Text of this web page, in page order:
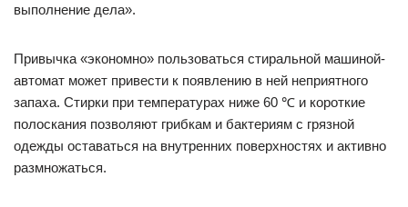
выполнение дела».
Привычка «экономно» пользоваться стиральной машиной-
автомат может привести к появлению в ней неприятного
запаха. Стирки при температурах ниже 60 ℃ и короткие
полоскания позволяют грибкам и бактериям с грязной
одежды оставаться на внутренних поверхностях и активно
размножаться.